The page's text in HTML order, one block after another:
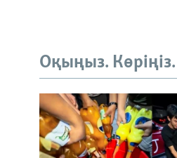
Оқыңыз.